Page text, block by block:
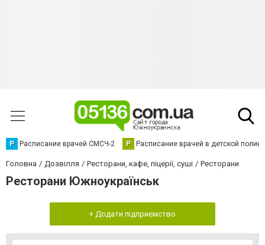
Р Расписание врачей СМСЧ-2 Р Расписание врачей в детской
Головна Дозвілля Ресторани, кафе, піцерії, суші Ресторани
Ресторани Южноукраїнськ
+ Додати підприємство